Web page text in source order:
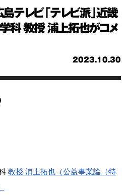
テレビ「テレビ派」近畿
科 教授 浦上拓也がコメ
2023.10.30
教授 浦上拓也（公益事業論（特